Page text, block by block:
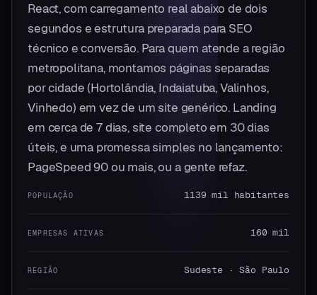
React, com carregamento real abaixo de dois
segundos e estrutura preparada para SEO
técnico e conversão. Para quem atende a região
metropolitana, montamos páginas separadas
por cidade (Hortolândia, Indaiatuba, Valinhos,
Vinhedo) em vez de um site genérico. Landing
em cerca de 7 dias, site completo em 30 dias
úteis, e uma promessa simples no lançamento:
PageSpeed 90 ou mais, ou a gente refaz.
POPULAÇÃO 1139 mil habitantes
EMPRESAS ATIVAS 160 mil
REGIÃO Sudeste · São Paulo